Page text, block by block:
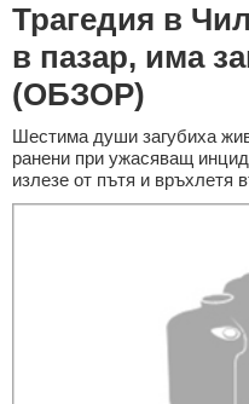
Трагедия в
в пазар, има
(ОБЗОР)
Шестима души загубиха
ранени при ужасяващ
излезе от пътя и връхлетя